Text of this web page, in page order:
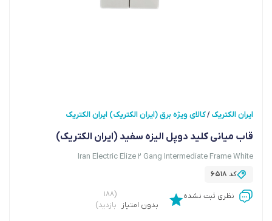
ایران الکتریک/کالای ویژه برق (ایران الکتریک) ایران الکتریک
قاب میانی کلید دوپل الیزه سفید (ایران الکتریک)
Iran Electric Elize 2 Gang Intermediate Frame White
کد 6518
نظری ثبت نشده
بدون امتیاز
(۱۸۸
بازدید)